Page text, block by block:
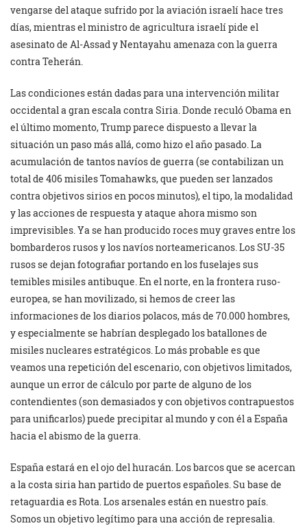
vengarse del ataque sufrido por la aviación israelí hace tres
días, mientras el ministro de agricultura israelí pide el
asesinato de Al-Assad y Nentayahu amenaza con la guerra
contra Teherán.
Las condiciones están dadas para una intervención militar
occidental a gran escala contra Siria. Donde reculó Obama en
el último momento, Trump parece dispuesto a llevar la
situación un paso más allá, como hizo el año pasado. La
acumulación de tantos navíos de guerra (se contabilizan un
total de 406 misiles Tomahawks, que pueden ser lanzados
contra objetivos sirios en pocos minutos), el tipo, la modalidad
y las acciones de respuesta y ataque ahora mismo son
imprevisibles. Ya se han producido roces muy graves entre los
bombarderos rusos y los navíos norteamericanos. Los SU-35
rusos se dejan fotografiar portando en los fuselajes sus
temibles misiles antibuque. En el norte, en la frontera ruso-
europea, se han movilizado, si hemos de creer las
informaciones de los diarios polacos, más de 70.000 hombres,
y especialmente se habrían desplegado los batallones de
misiles nucleares estratégicos. Lo más probable es que
veamos una repetición del escenario, con objetivos limitados,
aunque un error de cálculo por parte de alguno de los
contendientes (son demasiados y con objetivos contrapuestos
para unificarlos) puede precipitar al mundo y con él a España
hacia el abismo de la guerra.
España estará en el ojo del huracán. Los barcos que se acercan
a la costa siria han partido de puertos españoles. Su base de
retaguardia es Rota. Los arsenales están en nuestro país.
Somos un objetivo legítimo para una acción de represalia.